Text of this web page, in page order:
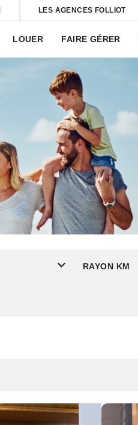
LES AGENCES FOLLIOT
LOUER FAIRE GÉRER
RAYON KM